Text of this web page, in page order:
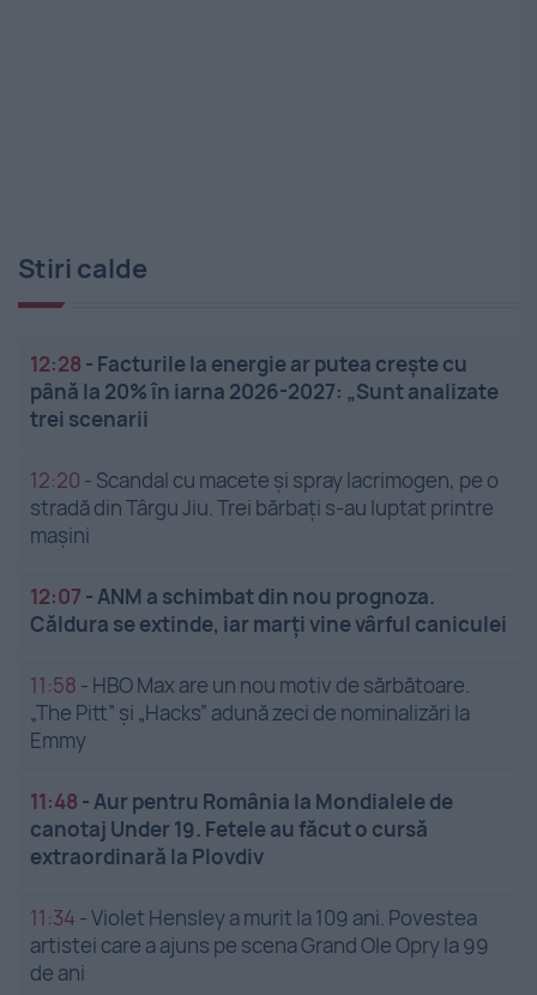
Stiri calde
12:28 - Facturile la energie ar putea crește cu
până la 20% în iarna 2026-2027: „Sunt analizate
trei scenarii
12:20 - Scandal cu macete și spray lacrimogen, pe o
stradă din Târgu Jiu. Trei bărbați s-au luptat printre
mașini
12:07 -ANM a schimbat din nou prognoza.
Căldura se extinde, iar marți vine vârful caniculei
11:58 - HBO Max are un nou motiv de sărbătoare.
„The Pitt” și „Hacks” adună zeci de nominalizări la
Emmy
11:48 -Aur pentru România la Mondialele de
canotaj Under 19. Fetele au făcut o cursă
extraordinară la Plovdiv
11:34 -Violet Hensley a murit la 109 ani. Povestea
artistei care a ajuns pe scena Grand Ole Opry la 99
de ani